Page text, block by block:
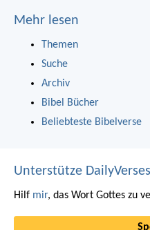
Mehr lesen
Themen
Suche
Archiv
Bibel Bücher
Beliebteste Bibelverse
Unterstütze
Hilf mir, das Wort Gottes zu